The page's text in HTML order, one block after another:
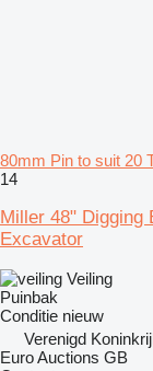
80mm Pin to suit 20
14
Miller 48" Digging
Excavator
Veiling
Puinbak
Conditie nieuw
Verenigd
Euro Auctions GB